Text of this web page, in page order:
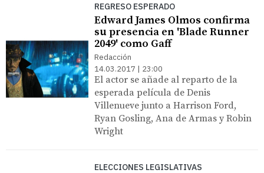
REGRESO ESPERADO
Edward James Olmos confirma
su presencia en 'Blade Runner
2049' como Gaff
Redacción
14.03.2017 | 23:00
El actor se añade al reparto de la
esperada película de Denis
Villenueve junto a Harrison Ford,
Ryan Gosling, Ana de Armas y Robin
Wright
ELECCIONES LEGISLATIVAS